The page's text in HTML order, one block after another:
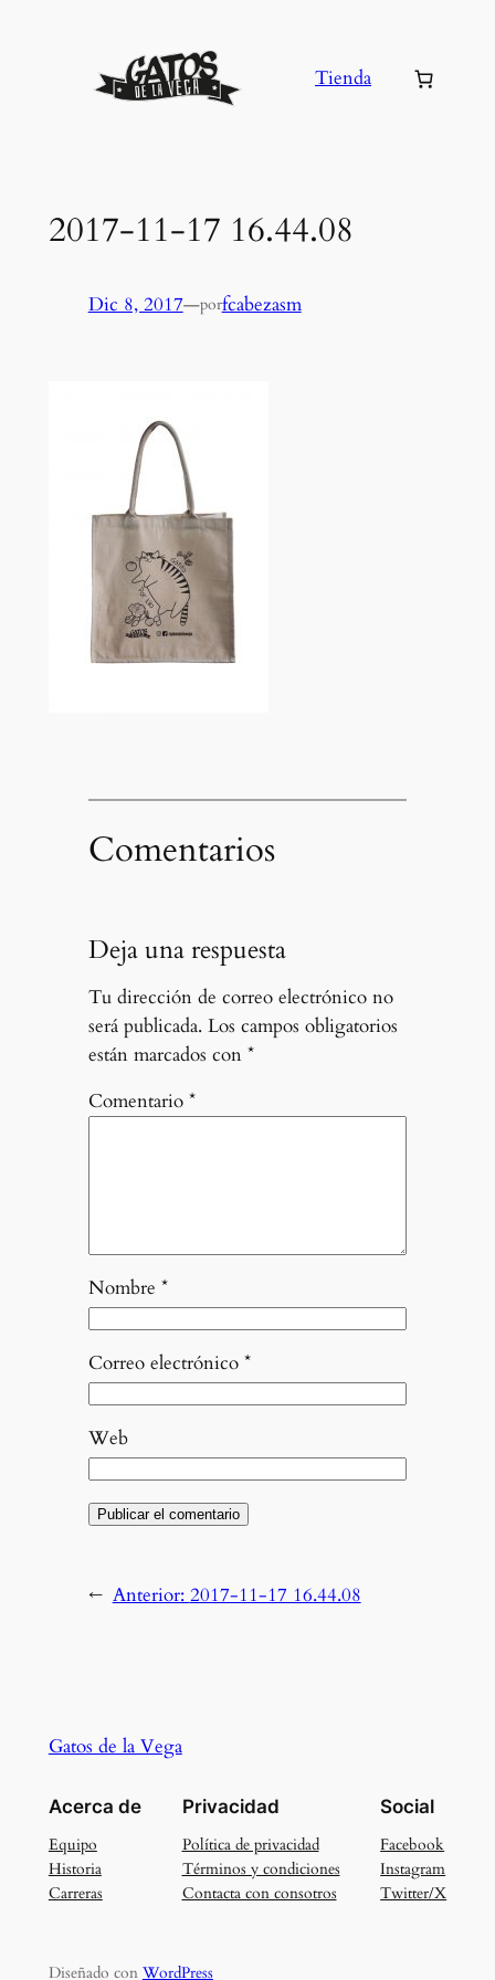
Tienda
2017-11-17 16.44.08
Dic 8, 2017—porfcabezasm
Comentarios
Deja una respuesta
Tu dirección de correo electrónico no
será publicada. Los campos obligatorios
están marcados con *
Comentario *
Nombre *
Correo electrónico *
Web
← Anterior: 2017-11-17 16.44.08
Gatos de la Vega
Acerca de
Equipo
Historia
Carreras
Privacidad
Política de privacidad
Términos y condiciones
Contacta con consotros
Social
Facebook
Instagram
Twitter/X
Diseñado con WordPress